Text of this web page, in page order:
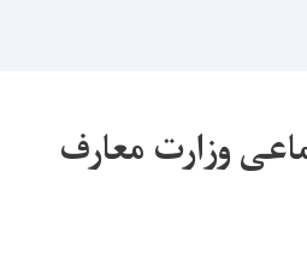
وزارت معارف